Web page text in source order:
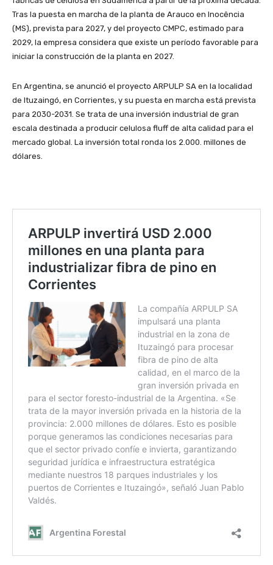
Tras la puesta en marcha de la planta de Arauco en Inocência
(MS), prevista para 2027, y del proyecto CMPC, estimado para
2029, la empresa considera que existe un período favorable para
iniciar la construcción de la planta en 2027.
En Argentina, se anunció el proyecto ARPULP SA en la localidad
de Ituzaingó, en Corrientes, y su puesta en marcha está prevista
para 2030-2031. Se trata de una inversión industrial de gran
escala destinada a producir celulosa fluff de alta calidad para el
mercado global. La inversión total ronda los 2.000. millones de
dólares.